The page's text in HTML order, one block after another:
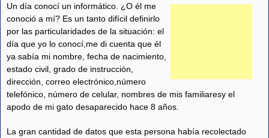
Un día conocí un informático. ¿O él me
conoció a mí? Es un tanto difícil definirlo
por las particularidades de la situación: el
día que yo lo conocí,me di cuenta que él
ya sabía mi nombre, fecha de nacimiento,
estado civil, grado de instrucción,
dirección, correo electrónico,número
telefónico, número de celular, nombres de mis familiaresy el
apodo de mi gato desaparecido hace 8 años.
La gran cantidad de datos que esta persona había recolectado